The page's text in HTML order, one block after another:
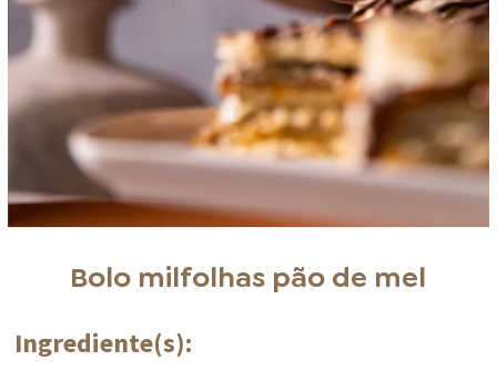
Bolo milfolhas pão de mel
Ingrediente(s):